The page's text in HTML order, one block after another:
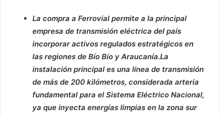
La compra a Ferrovial permite a la principal
empresa de transmisión eléctrica del país
incorporar activos regulados estratégicos en
las regiones de Bío Bío y Araucanía.La
instalación principal es una línea de transmisión
de más de 200 kilómetros, considerada arteria
fundamental para el Sistema Eléctrico Nacional,
ya que inyecta energías limpias en la zona sur